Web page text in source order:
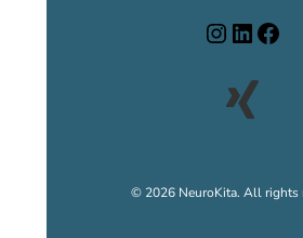
© 2026 NeuroKita. All rights